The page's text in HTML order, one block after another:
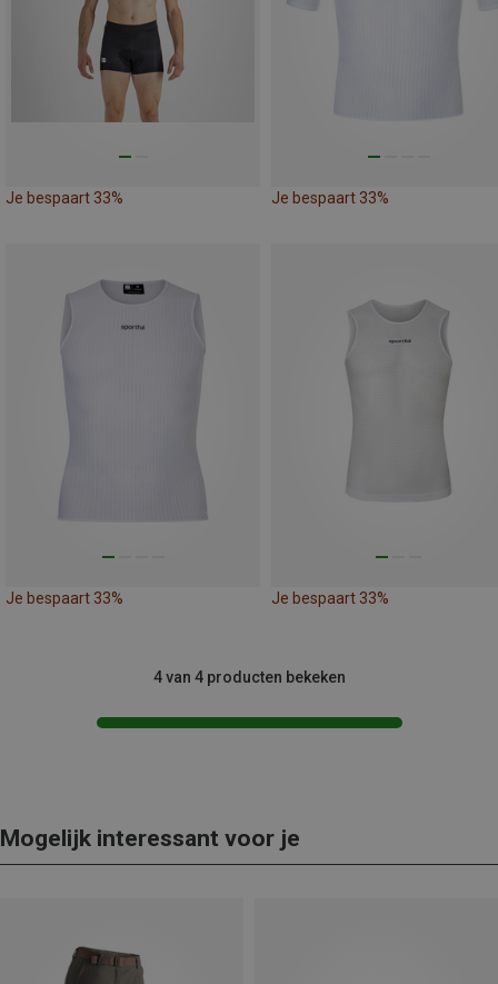
Je bespaart 33% Je bespaart 33%
Je bespaart 33% Je bespaart 33%
4 van 4 producten bekeken
Mogelijk interessant voor je